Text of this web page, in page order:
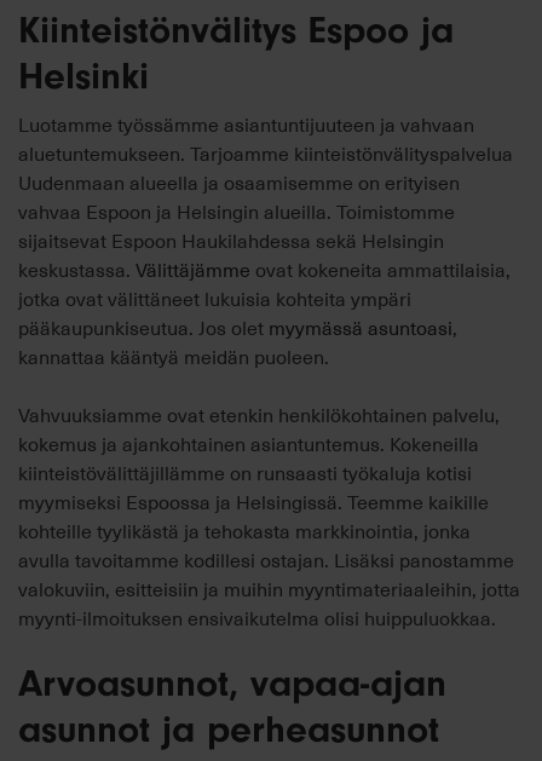
Kiinteistönvälitys Espoo ja
Helsinki
Luotamme työssämme asiantuntijuuteen ja vahvaan
aluetuntemukseen. Tarjoamme kiinteistönvälityspalvelua
Uudenmaan alueella ja osaamisemme on erityisen
vahvaa Espoon ja Helsingin alueilla. Toimistomme
sijaitsevat Espoon Haukilahdessa sekä Helsingin
keskustassa. Välittäjämme ovat kokeneita ammattilaisia,
jotka ovat välittäneet lukuisia kohteita ympäri
pääkaupunkiseutua. Jos olet myymässä asuntoasi,
kannattaa kääntyä meidän puoleen.
Vahvuuksiamme ovat etenkin henkilökohtainen palvelu,
kokemus ja ajankohtainen asiantuntemus. Kokeneilla
kiinteistövälittäjillämme on runsaasti työkaluja kotisi
myymiseksi Espoossa ja Helsingissä. Teemme kaikille
kohteille tyylikästä ja tehokasta markkinointia, jonka
avulla tavoitamme kodillesi ostajan. Lisäksi panostamme
valokuviin, esitteisiin ja muihin myyntimateriaaleihin, jotta
myynti-ilmoituksen ensivaikutelma olisi huippuluokkaa.
Arvoasunnot, vapaa-ajan
asunnot ja perheasunnot